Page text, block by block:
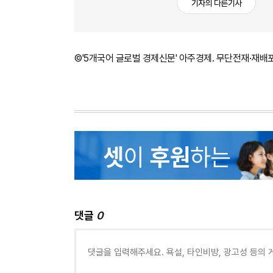
기자의 다른기사
©'5개국어 글로벌 경제신문' 아주경제. 무단전재·재배
댓글 0